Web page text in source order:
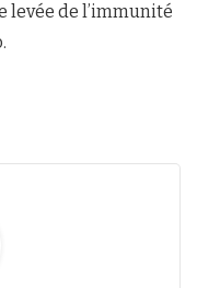
levée de l’immunité